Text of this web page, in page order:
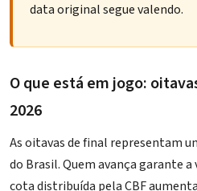
data original segue valendo.
O que está em jogo:
2026
As oitavas de final representam
do Brasil. Quem avança garante a
cota distribuída pela CBF